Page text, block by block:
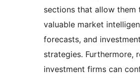
sections that allow them
valuable market
forecasts, and investment
strategies. Furthermore,
investment firms can